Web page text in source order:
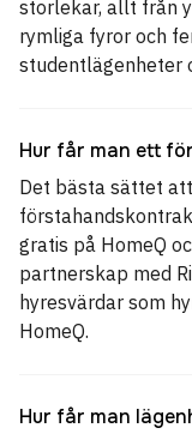
storlekar, allt från
rymliga fyror och
studentlägenheter
Hur får man ett
Det bästa sättet
gratis på HomeQ
partnerskap med
hyresvärdar som
HomeQ.
Hur får man